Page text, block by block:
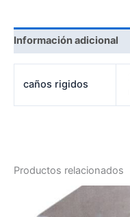
Información adicional
caños rigidos
Productos relacionados